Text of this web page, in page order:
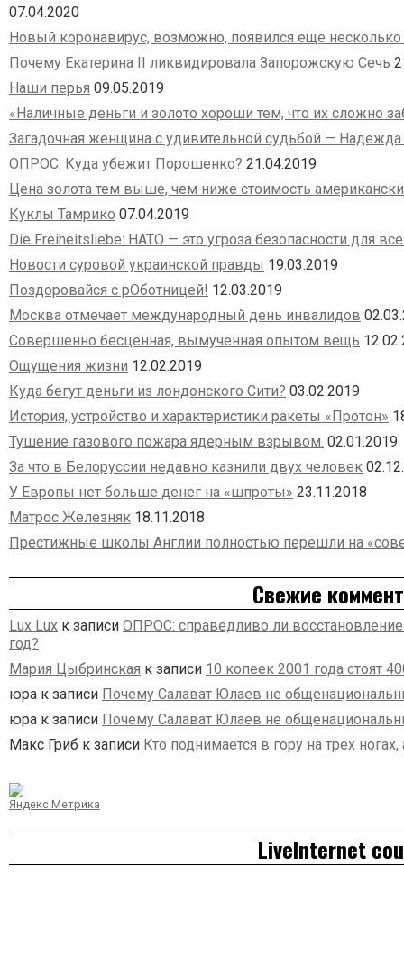
07.04.2020
Новый коронавирус, возможно, появился еще несколько
Почему Екатерина II ликвидировала Запорожскую Сечь
Наши перья 09.05.2019
«Наличные деньги и золото хороши тем, что их сложно
Загадочная женщина с удивительной судьбой —
ОПРОС: Куда убежит Порошенко? 21.04.2019
Цена золота тем выше, чем ниже стоимость
Куклы Тамрико 07.04.2019
Die Freiheitsliebe: НАТО — это угроза безопасности для
Новости суровой украинской правды 19.03.2019
Поздоровайся с рОботницей! 12.03.2019
Москва отмечает международный день инвалидов
Совершенно бесценная, вымученная опытом вещь
Ощущения жизни 12.02.2019
Куда бегут деньги из лондонского Сити? 03.02.2019
История, устройство и характеристики ракеты «Протон»
Тушение газового пожара ядерным взрывом. 02.01.2019
За что в Белоруссии недавно казнили двух человек
У Европы нет больше денег на «шпроты» 23.11.2018
Матрос Железняк 18.11.2018
Престижные школы Англии полностью перешли на
Свежие
Lux Lux к записи ОПРОС: справедливо ли
год?
Мария Цыбринская к записи 10 копеек 2001 года стоят
юра к записи Почему Салават Юлаев не
юра к записи Почему Салават Юлаев не
Макс Гриб к записи Кто поднимается в гору на трех
LiveInternet